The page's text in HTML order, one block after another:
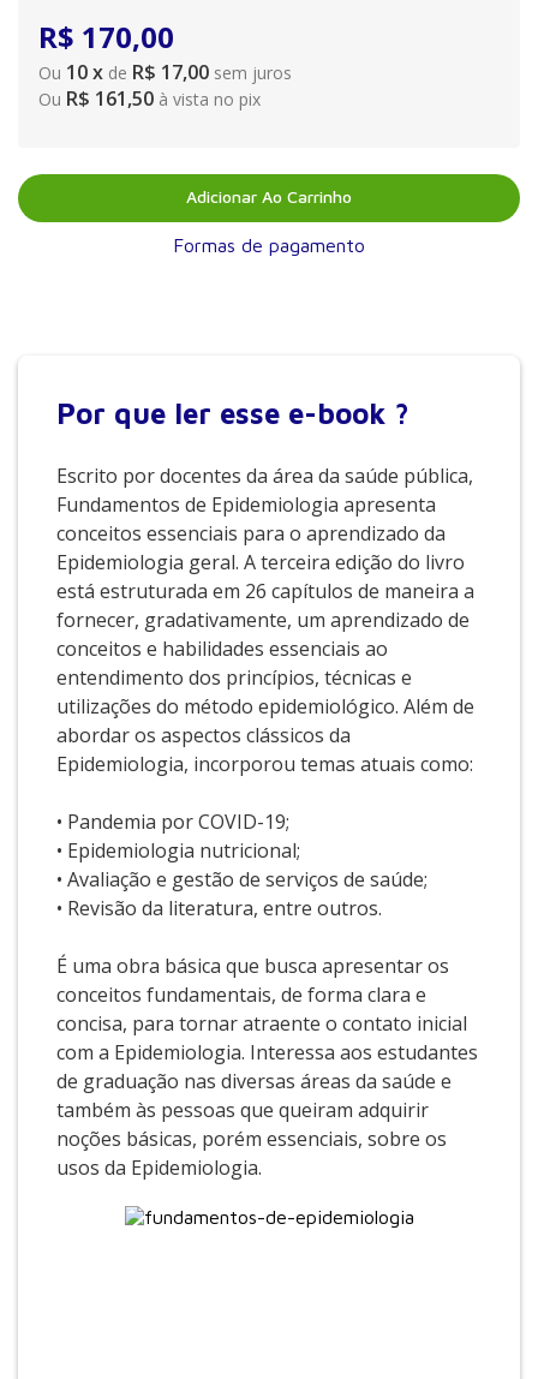
R$ 170,00
Ou 10x de R$ 17,00 sem juros
Ou R$ 161,50 à vista no pix
Adicionar Ao Carrinho
Formas de pagamento
Por que ler esse e-book ?
Escrito por docentes da área da saúde pública,
Fundamentos de Epidemiologia apresenta
conceitos essenciais para o aprendizado da
Epidemiologia geral. A terceira edição do livro
está estruturada em 26 capítulos de maneira a
fornecer, gradativamente, um aprendizado de
conceitos e habilidades essenciais ao
entendimento dos princípios, técnicas e
utilizações do método epidemiológico. Além de
abordar os aspectos clássicos da
Epidemiologia, incorporou temas atuais como:
• Pandemia por COVID-19;
• Epidemiologia nutricional;
• Avaliação e gestão de serviços de saúde;
• Revisão da literatura, entre outros.
É uma obra básica que busca apresentar os
conceitos fundamentais, de forma clara e
concisa, para tornar atraente o contato inicial
com a Epidemiologia. Interessa aos estudantes
de graduação nas diversas áreas da saúde e
também às pessoas que queiram adquirir
noções básicas, porém essenciais, sobre os
usos da Epidemiologia.